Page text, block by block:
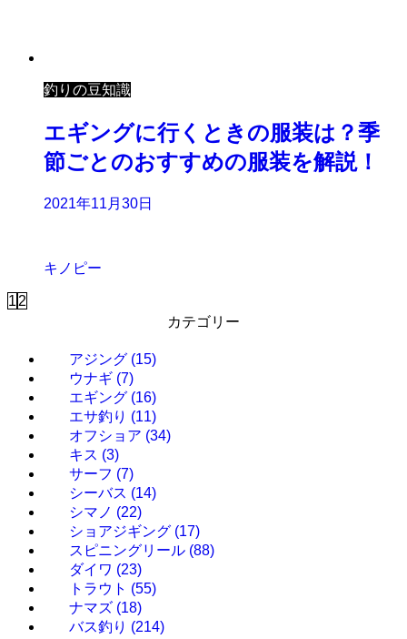
釣りの豆知識
エギングに行くときの服装は？季
節ごとのおすすめの服装を解説！
2021年11月30日
キノピー
1 2
カテゴリー
アジング (15)
ウナギ (7)
エギング (16)
エサ釣り (11)
オフショア (34)
キス (3)
サーフ (7)
シーバス (14)
シマノ (22)
ショアジギング (17)
スピニングリール (88)
ダイワ (23)
トラウト (55)
ナマズ (18)
バス釣り (214)